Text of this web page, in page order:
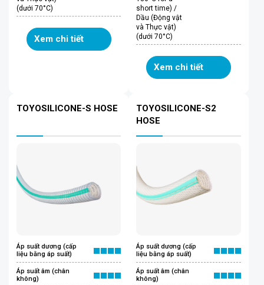
(dưới 70°C)
Xem chi tiết
short time) /
Dầu (Động vật
và Thực vật)
(dưới 70°C)
Xem chi tiết
TOYOSILICONE-S HOSE
Áp suất dương (cấp
liệu bằng áp suất)
Áp suất âm (chân
không)
TOYOSILICONE-S2
HOSE
Áp suất dương (cấp
liệu bằng áp suất)
Áp suất âm (chân
không)